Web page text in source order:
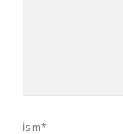
İsim*